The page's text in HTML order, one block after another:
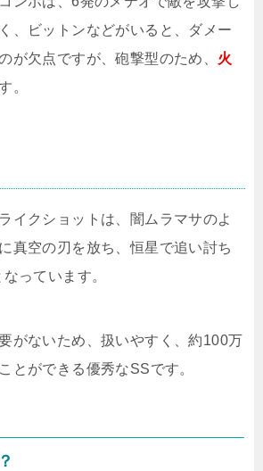
、ビットンなどがいると、ダメー
が欠点ですが、砲撃型のため、 火
。
イクショットは、闇ムラマサのよ
真空の刃を放ち、恒星で追い討ち
なっています。
がないため、扱いやすく、約100万
とができる優秀なSSです。